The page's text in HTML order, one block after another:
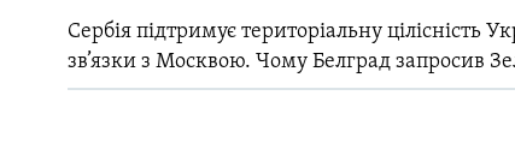
Сербія підтримує територіальну цілісність
зв’язки з Москвою. Чому Белград запросив